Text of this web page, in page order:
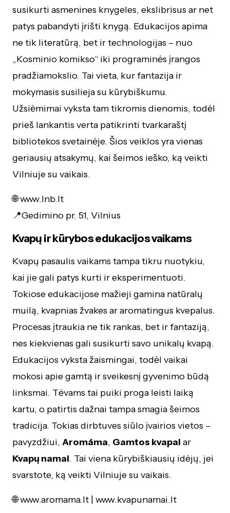
susikurti asmenines knygeles, ekslibrisus ar net
patys pabandyti įrišti knygą. Edukacijos apima
ne tik literatūrą, bet ir technologijas – nuo
„Kosminio komikso“ iki programinės įrangos
pradžiamokslio. Tai vieta, kur fantazija ir
mokymasis susilieja su kūrybiškumu.
Užsiėmimai vyksta tam tikromis dienomis, todėl
prieš lankantis verta patikrinti tvarkaraštį
bibliotekos svetainėje. Šios veiklos yra vienas
geriausių atsakymų, kai šeimos ieško, ką veikti
Vilniuje su vaikais.
🌐www.lnb.lt
📍Gedimino pr. 51, Vilnius
Kvapų ir kūrybos edukacijos vaikams
Kvapų pasaulis vaikams tampa tikru nuotykiu,
kai jie gali patys kurti ir eksperimentuoti.
Tokiose edukacijose mažieji gamina natūralų
muilą, kvapnias žvakes ar aromatingus kvepalus.
Procesas įtraukia ne tik rankas, bet ir fantaziją,
nes kiekvienas gali susikurti savo unikalų kvapą.
Edukacijos vyksta žaismingai, todėl vaikai
mokosi apie gamtą ir sveikesnį gyvenimo būdą
linksmai. Tėvams tai puiki proga leisti laiką
kartu, o patirtis dažnai tampa smagia šeimos
tradicija. Tokias dirbtuves siūlo įvairios vietos –
pavyzdžiui, Aromáma, Gamtos kvapai ar
Kvapų namai. Tai viena kūrybiškiausių idėjų, jei
svarstote, ką veikti Vilniuje su vaikais.
🌐 www.aromama.lt | www.kvapunamai.lt